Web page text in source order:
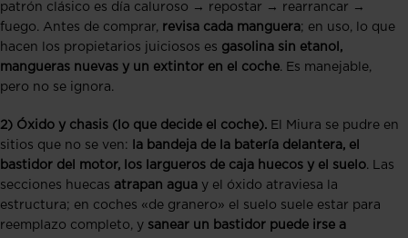
patrón clásico es día caluroso → repostar → rearrancar →
fuego. Antes de comprar, revisa cada manguera; en uso, lo que
hacen los propietarios juiciosos es gasolina sin etanol,
mangueras nuevas y un extintor en el coche. Es manejable,
pero no se ignora.
2) Óxido y chasis (lo que decide el coche). El Miura se pudre en
sitios que no se ven:
la bandeja de la batería delantera, el
bastidor del motor, los largueros de caja huecos y el suelo. Las
secciones huecas atrapan agua y el óxido atraviesa la
estructura; en coches «de granero» el suelo suele estar para
reemplazo completo, y sanear un bastidor puede irse a